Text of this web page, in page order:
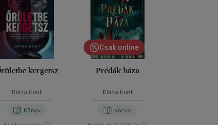
kergetsz
Diana Hunt
Könyv
Csak online
Prédák háza
Diana Hunt
Könyv